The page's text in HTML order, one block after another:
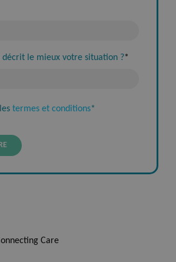
décrit le mieux votre situation ?*
termes et conditions*
Care